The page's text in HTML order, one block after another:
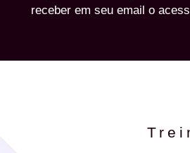
receber em seu email o